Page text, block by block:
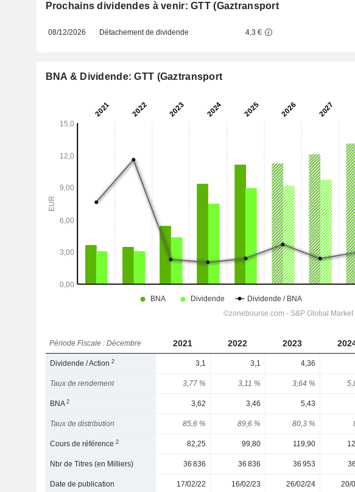
Prochains dividendes à venir: GTT (Gaztransport
08/12/2026 Détachement de dividende 4,3 €
BNA & Dividende: GTT (Gaztransport
Période Fiscale : Décembre 2021 2022 2023
Dividende / Action2 3,1 3,1 4,36
Taux de rendement 3,77 % 3,11 % 3,64 %
BNA2 3,62 3,46 5,43
Taux de distribution 85,6 % 89,6 % 80,3 %
Cours de référence2 82,25 99,80 119,90
Nbr de Titres (en Milliers) 36 836 36 836 36 953
Date de publication 17/02/22 16/02/23 26/02/24 20/